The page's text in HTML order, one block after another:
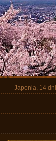
Japonia, 14 dni